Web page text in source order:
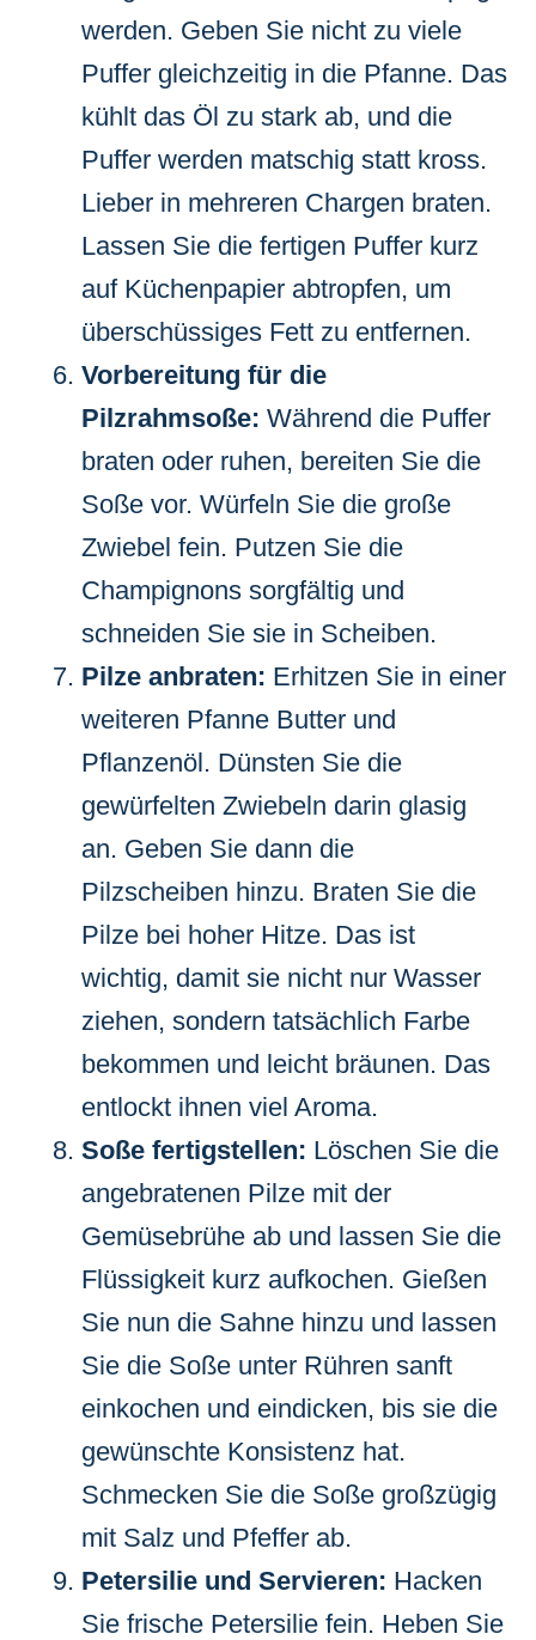
werden. Geben Sie nicht zu viele
Puffer gleichzeitig in die Pfanne. Das
kühlt das Öl zu stark ab, und die
Puffer werden matschig statt kross.
Lieber in mehreren Chargen braten.
Lassen Sie die fertigen Puffer kurz
auf Küchenpapier abtropfen, um
überschüssiges Fett zu entfernen.
Vorbereitung für die
Pilzrahmsoße: Während die Puffer
braten oder ruhen, bereiten Sie die
Soße vor. Würfeln Sie die große
Zwiebel fein. Putzen Sie die
Champignons sorgfältig und
schneiden Sie sie in Scheiben.
Pilze anbraten: Erhitzen Sie in einer
weiteren Pfanne Butter und
Pflanzenöl. Dünsten Sie die
gewürfelten Zwiebeln darin glasig
an. Geben Sie dann die
Pilzscheiben hinzu. Braten Sie die
Pilze bei hoher Hitze. Das ist
wichtig, damit sie nicht nur Wasser
ziehen, sondern tatsächlich Farbe
bekommen und leicht bräunen. Das
entlockt ihnen viel Aroma.
Soße fertigstellen: Löschen Sie die
angebratenen Pilze mit der
Gemüsebrühe ab und lassen Sie die
Flüssigkeit kurz aufkochen. Gießen
Sie nun die Sahne hinzu und lassen
Sie die Soße unter Rühren sanft
einkochen und eindicken, bis sie die
gewünschte Konsistenz hat.
Schmecken Sie die Soße großzügig
mit Salz und Pfeffer ab.
Petersilie und Servieren: Hacken
Sie frische Petersilie fein. Heben Sie